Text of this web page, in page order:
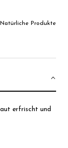
Natürliche Produkte
erfrischt und